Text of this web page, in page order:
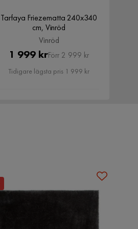
Tarfaya Friezematta 240x340
cm, Vinröd
Vinröd
Pris
1 999 krOriginal
Pris
Förr 2 999 kr
Tidigare lägsta pris 1 999 kr